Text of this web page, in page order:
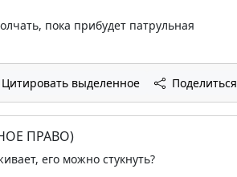
пока прибудет патрульная
Цитировать выделенное Поделиться
ПРАВО)
его можно стукнуть?